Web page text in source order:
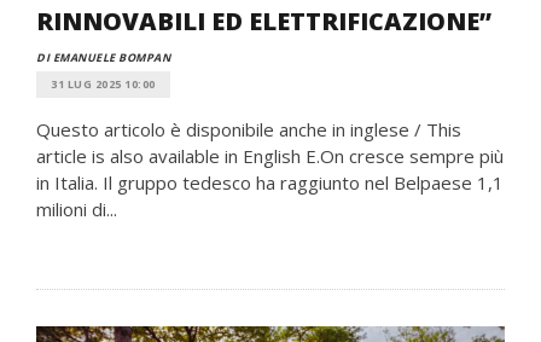
RINNOVABILI ED ELETTRIFICAZIONE”
DI EMANUELE BOMPAN
31 LUG 2025 10:00
Questo articolo è disponibile anche in inglese / This
article is also available in English E.On cresce sempre più
in Italia. Il gruppo tedesco ha raggiunto nel Belpaese 1,1
milioni di...